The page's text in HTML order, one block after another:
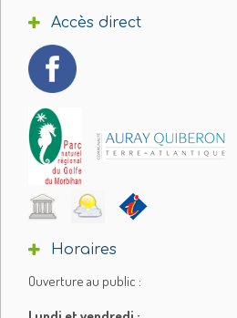
Accès direct
Horaires
Ouverture au public :